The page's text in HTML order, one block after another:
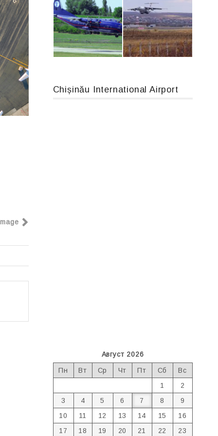
An124, RA-82013 MC-130, 15731
Chișinău International Airport
Август 2026
Пн Вт Ср Чт Пт Сб
Вс
1
2
3
4 5 6 7 8
9
10
11 12 13 14 15
16
17
18 19 20 21 22
23